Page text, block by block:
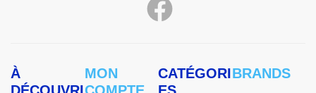
À
MON
CATÉGORIBRANDS